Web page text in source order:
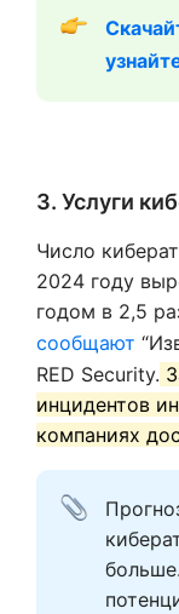
3. Услуги
Число
2024 году
годом в 2,5
сообщают
RED Security.
инцидентов
компаниях